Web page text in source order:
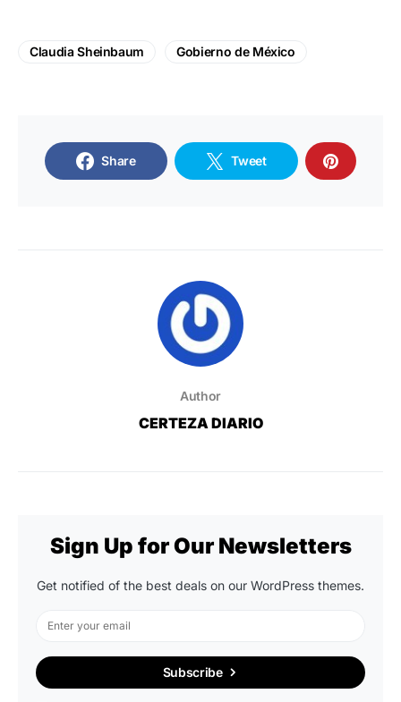
Claudia Sheinbaum Gobierno de México
Share Tweet
Author
CERTEZA DIARIO
Sign Up for Our Newsletters
Get notified of the best deals on our WordPress themes.
Subscribe